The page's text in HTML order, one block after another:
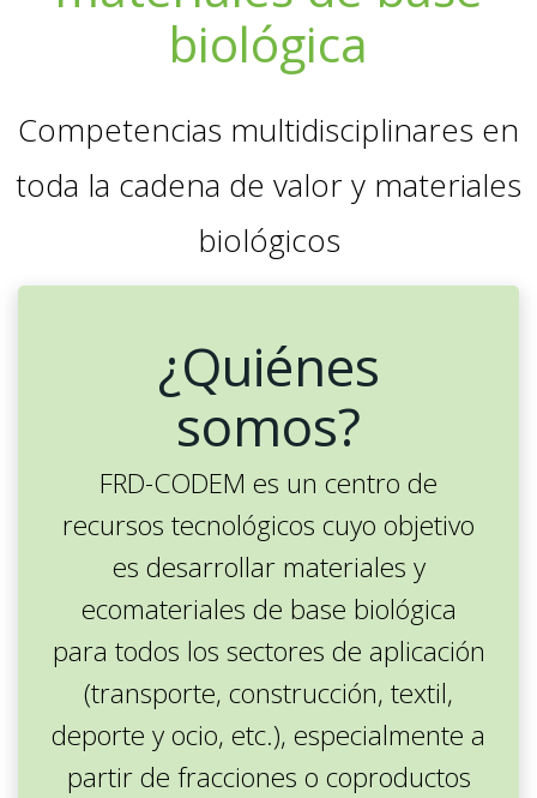
biológica
Competencias multidisciplinares en
toda la cadena de valor y materiales
biológicos
¿Quiénes
somos?
FRD-CODEM es un centro de
recursos tecnológicos cuyo objetivo
es desarrollar materiales y
ecomateriales de base biológica
para todos los sectores de aplicación
(transporte, construcción, textil,
deporte y ocio, etc.), especialmente a
partir de fracciones o coproductos